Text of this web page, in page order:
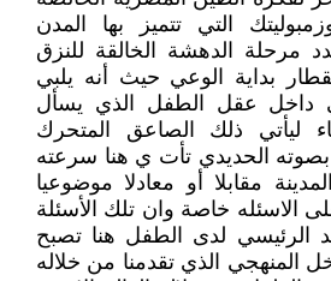
التي تتميز بها المدن
مرحلة الدهشة الخالقة للنزق
بداية الوعي حيث أنه يلبي
داخل عقل الطفل الذي يسأل
ليأتي ذلك الصاعق المتحرك
بصوته الحديدي تأت ي هنا سرعته
مقابلا أو معادلا موضوعيا
الاسئله خاصة وان تلك الأسئلة
الرئيسي لدى الطفل هنا تصبح
المنهجي الذي تقدمنا من خلاله